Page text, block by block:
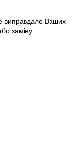
виправдало Ваших
заміну.